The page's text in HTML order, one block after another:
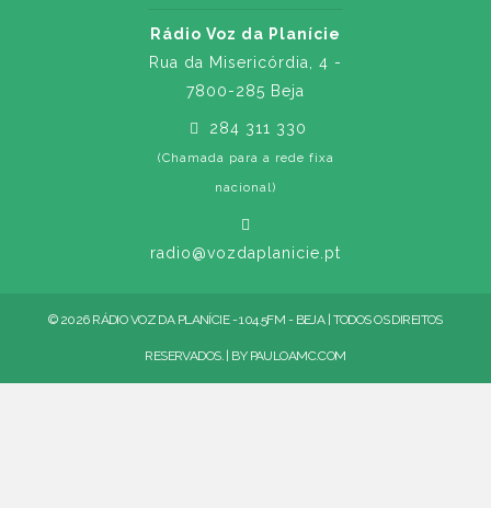
Rádio Voz da Planície
Rua da Misericórdia, 4 -
7800-285 Beja
284 311 330
(Chamada para a rede fixa
nacional)
radio@vozdaplanicie.pt
© 2026 RÁDIO VOZ DA PLANÍCIE - 104.5FM - BEJA | TODOS OS DIREITOS
RESERVADOS. | BY PAULOAMC.COM